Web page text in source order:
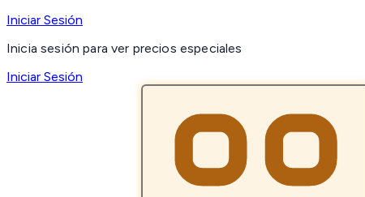
Iniciar Sesión
Inicia sesión para ver precios especiales
Iniciar Sesión